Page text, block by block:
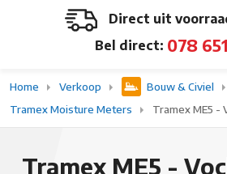
Direct uit
Bel direct: 078
Home Verkoop
Bouw & Civiel
Tramex Moisture Meters
Tramex ME5 -
Tramex ME5 -